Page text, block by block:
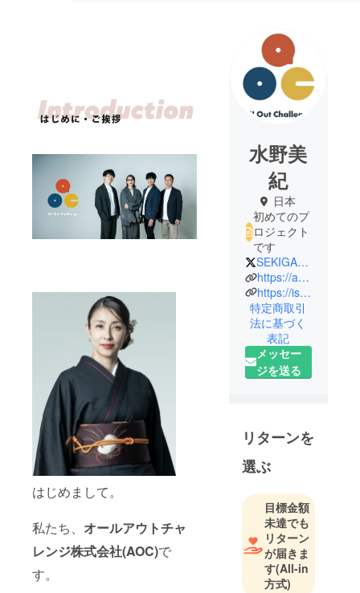
はじめまして。
私たち、 オールアウトチャ
レンジ株式会社(AOC)で
す。
水野美
紀
日本
初めてのプ
ロジェクト
です
SEKIGAHARA0909
https://aocproject.com/
https://ishizu-hibiki.com/
特定商取引
法に基づく
表記
メッセー
ジを送る
リターンを
選ぶ
目標金額
未達でも
リターン
が届きま
す(All-in
方式)